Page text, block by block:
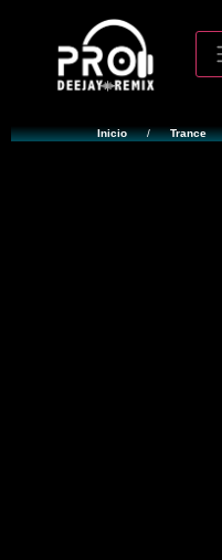
Inicio / Trance